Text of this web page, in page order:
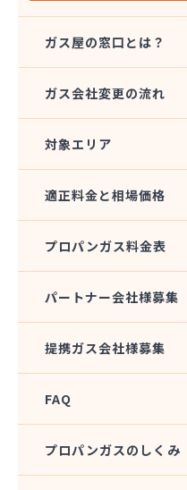
四国ガス燃料株式会
四国ガス燃料株式会社
四国ガス燃料株式会社
四国ガス燃料株式会
四国ガス燃料株式会社
四国岩谷産業株式会社
四国岩谷産業株式会
四国岩谷産業株式会
四国溶材商事株式会社
寺田ガスセンター
松本燃料店
上浦ガス有限会社
上甲石油店
上松プロパン株式会社
新谷商店
ガス屋の窓口とは？
ガス会社変更の流れ
対象エリア
適正料金と相場価格
プロパンガス料金表
パートナー会社様募集
提携ガス会社様募集
FAQ
プロパンガスのしくみ